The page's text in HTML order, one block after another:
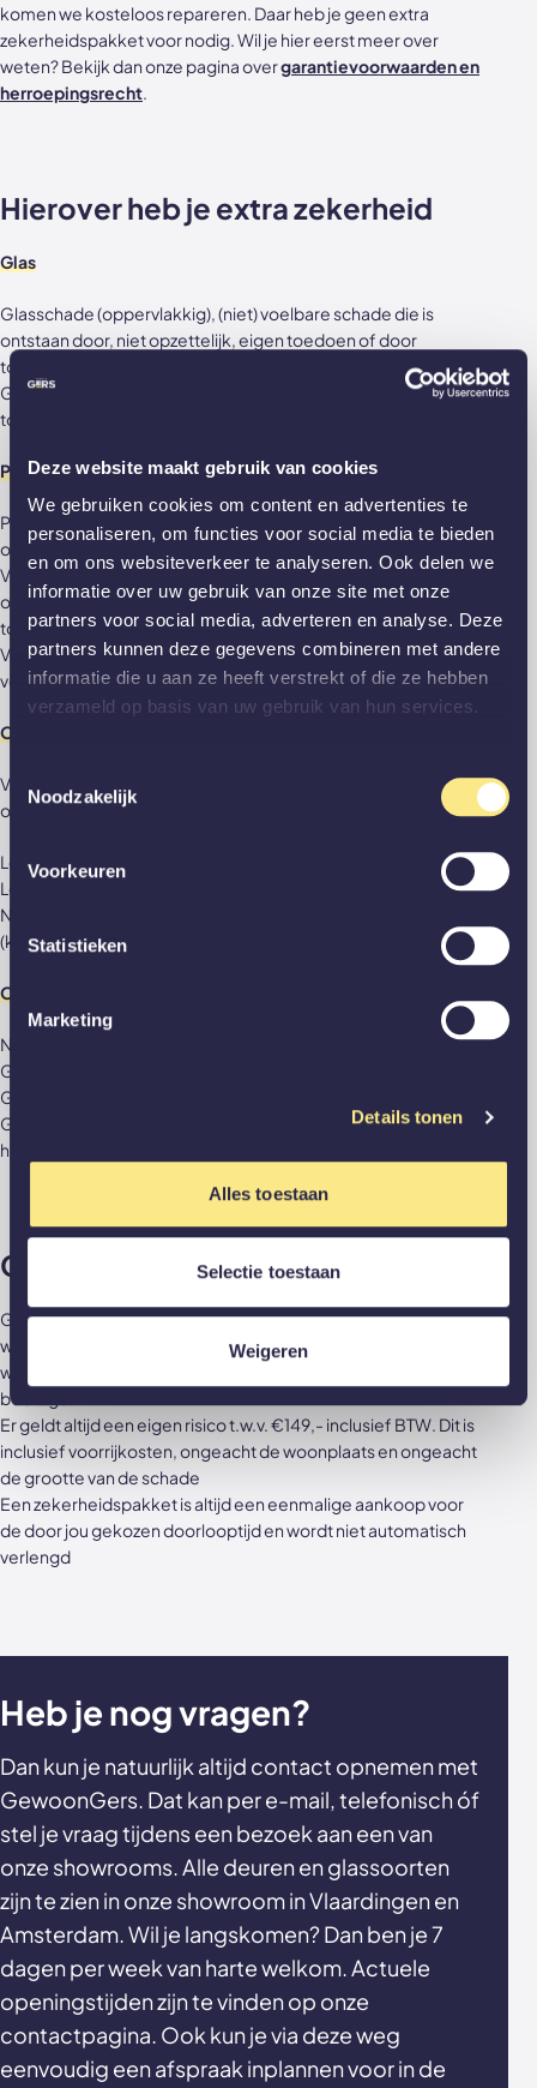
Deze website maakt gebruik van cookies
We gebruiken cookies om content en advertenties te
personaliseren, om functies voor social media te bieden
en om ons websiteverkeer te analyseren. Ook delen we
informatie over uw gebruik van onze site met onze
partners voor social media, adverteren en analyse. Deze
partners kunnen deze gegevens combineren met andere
informatie die u aan ze heeft verstrekt of die ze hebben
verzameld op basis van uw gebruik van hun services.
Noodzakelijk
Voorkeuren
Statistieken
Marketing
Details tonen
Alles toestaan
Selectie toestaan
Weigeren
komen we kosteloos repareren. Daar heb je geen extra
zekerheidspakket voor nodig. Wil je hier eerst meer over
weten? Bekijk dan onze pagina overgarantievoorwaarden en
herroepingsrecht.
Hierover heb je extra zekerheid
Glas
Glasschade (oppervlakkig), (niet) voelbare schade die is
ontstaan door, niet opzettelijk, eigen toedoen of door
toedoen van een ander
Glasbreuk door, niet opzettelijk, eigen toedoen of door
toedoen van een ander
Poedercoating
Poedercoatschade, niet voelbaar, die is ontstaan door, niet
opzettelijk, eigen toedoen of door toedoen van een ander
Voelbare schade (kras of deuk) aan poedercoat die is
ontstaan door, niet opzettelijk, eigen toedoen of door
toedoen van een ander
Verkleuring poedercoating door gebruik van niet-
voorgeschreven schoonmaakmiddelen
Onderdelen
Van toepassing op door GewoonGers geleverde
onderdelen:
Loslaten/slecht functioneren/niet functioneren deurbeslag
Loslaten scharnier(afwerking) of railsysteem(afwerking)
Niet- of slecht functioneren van scharnier- of railsysteem
(kraken, ratelen, stroef openen/sluiten)
Overig
Niet langer correct sluiten of openen van een deur
Gevolgschade aan wand en/of deur door inbraak
Gevolgschade door calamiteit (brandschade, waterschade)
Gevolgschade door het werken van overige materialen (b.v.
houten kozijn, houten vloer)
Goed om te weten:
GewoonGers is verplicht het probleem of schade binnen 2
weken op te lossen tenzij anders overeengekomen of
wanneer producten van derden een langere levertijd
bedragen
Er geldt altijd een eigen risico t.w.v. €149,- inclusief BTW. Dit is
inclusief voorrijkosten, ongeacht de woonplaats en ongeacht
de grootte van de schade
Een zekerheidspakket is altijd een eenmalige aankoop voor
de door jou gekozen doorlooptijd en wordt niet automatisch
verlengd
Heb je nog vragen?
Dan kun je natuurlijk altijd contact opnemen met
GewoonGers. Dat kan per e-mail, telefonisch óf
stel je vraag tijdens een bezoek aan een van
onze showrooms. Alle deuren en glassoorten
zijn te zien in onze showroom in Vlaardingen en
Amsterdam. Wil je langskomen? Dan ben je 7
dagen per week van harte welkom. Actuele
openingstijden zijn te vinden op onze
contactpagina. Ook kun je via deze weg
eenvoudig een afspraak inplannen voor in de